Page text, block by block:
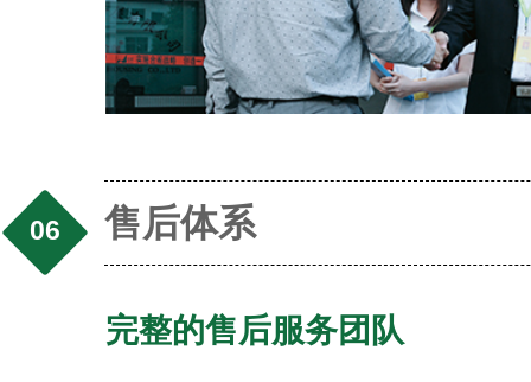
06 售后体系
完整的售后服务团队